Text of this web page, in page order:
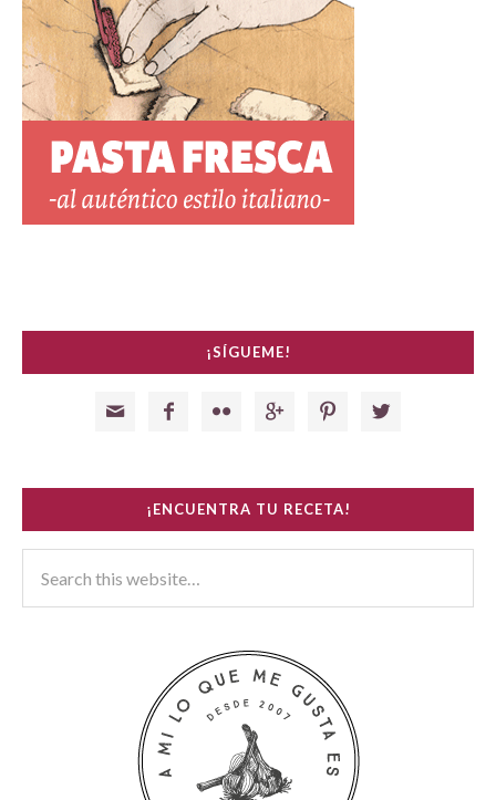
¡SÍGUEME!
     
¡ENCUENTRA TU RECETA!